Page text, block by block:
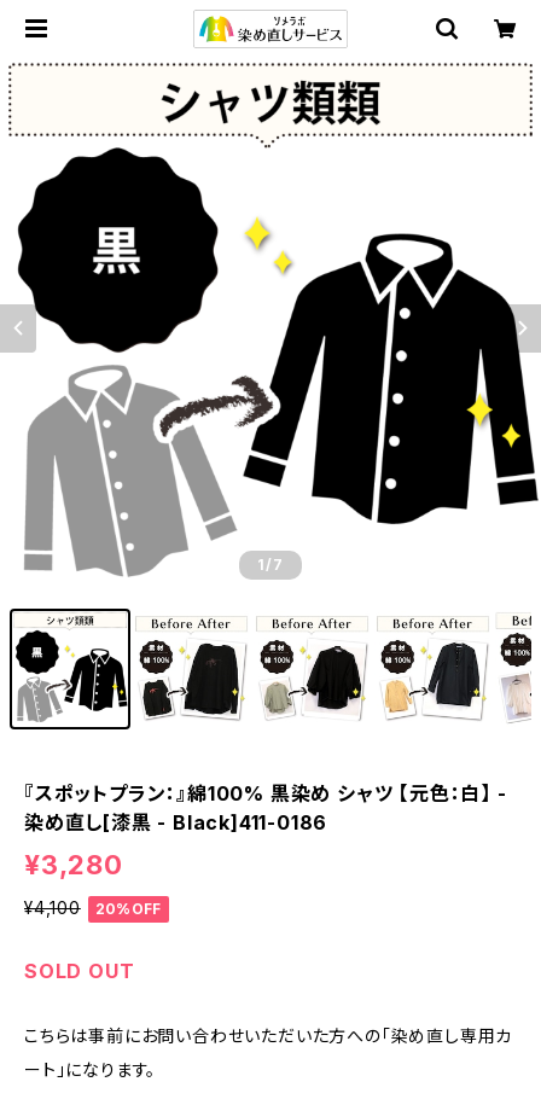
1 /7
『スポットプラン：』綿100% 黒染め シャツ 【元色：白】 -
染め直し[漆黒 - Black]411-0186
¥3,280
¥4,100 20%OFF
SOLD OUT
こちらは事前にお問い合わせいただいた方への「染め直し専用カ
ート」になります。